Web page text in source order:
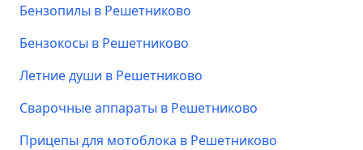
Бензопилы в Решетниково
Бензокосы в Решетниково
Летние души в Решетниково
Сварочные аппараты в Решетниково
Прицепы для мотоблока в Решетниково